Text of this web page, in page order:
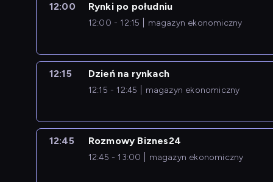
12:00 Rynki po południu
12:00 - 12:15 magazyn ekonomiczny
12:15 Dzień na rynkach
12:15 - 12:45 magazyn ekonomiczny
12:45 Rozmowy Biznes24
12:45 - 13:00 magazyn ekonomiczny